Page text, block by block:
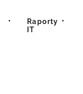
Raporty
IT